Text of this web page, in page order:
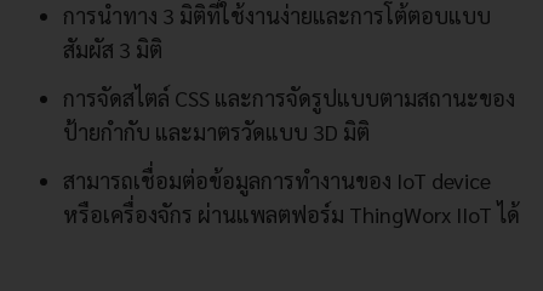
การนำทาง 3 มิติที่ใช้งานง่ายและการโต้ตอบแบบ
สัมผัส 3 มิติ
การจัดสไตล์ CSS และการจัดรูปแบบตามสถานะของ
ป้ายกำกับ และมาตรวัดแบบ 3D มิติ
สามารถเชื่อมต่อข้อมูลการทำงานของ IoT device
หรือเครื่องจักร ผ่านแพลตฟอร์ม ThingWorx IIoT ได้